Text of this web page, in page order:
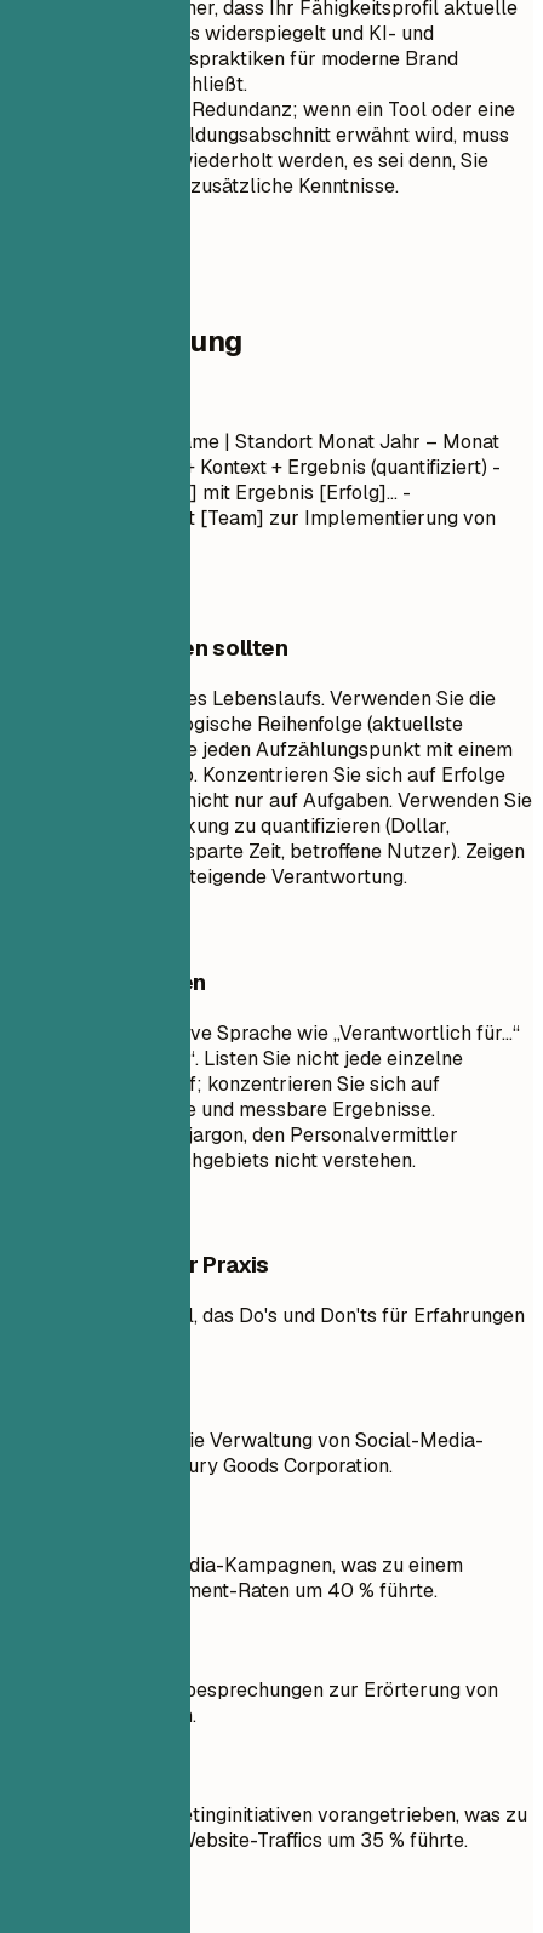
Stellen Sie sicher, dass Ihr Fähigkeitsprofil aktuelle
Branchentrends widerspiegelt und KI- und
Nachhaltigkeitspraktiken für moderne Brand
Manager einschließt.
Vermeiden Sie Redundanz; wenn ein Tool oder eine
Software im Bildungsabschnitt erwähnt wird, muss
sie hier nicht wiederholt werden, es sei denn, Sie
verfügen über zusätzliche Kenntnisse.
Berufserfahrung
| Firmenname | Standort Monat Jahr – Monat
- Aktionsverb + Kontext + Ergebnis (quantifiziert) -
Leitung von [Projekt] mit Ergebnis [Erfolg]... -
Zusammenarbeit mit [Team] zur Implementierung von
Worauf Sie achten sollten
Dies ist der Kern Ihres Lebenslaufs. Verwenden Sie die
umgekehrt-chronologische Reihenfolge (aktuellste
zuerst). Beginnen Sie jeden Aufzählungspunkt mit einem
starken Aktionsverb. Konzentrieren Sie sich auf Erfolge
und Auswirkungen, nicht nur auf Aufgaben. Verwenden Sie
Zahlen, um Ihre Wirkung zu quantifizieren (Dollar,
Prozentsätze, eingesparte Zeit, betroffene Nutzer). Zeigen
Sie Fortschritt und steigende Verantwortung.
Besser vermeiden
Vermeiden Sie passive Sprache wie „Verantwortlich für…“
oder „Aufgabe war…“. Listen Sie nicht jede einzelne
tägliche Aufgabe auf; konzentrieren Sie sich auf
bedeutende Beiträge und messbare Ergebnisse.
Vermeiden Sie Fachjargon, den Personalvermittler
außerhalb Ihres Fachgebiets nicht verstehen.
Beispiele aus der Praxis
Praktisches Beispiel, das Do's und Don'ts für Erfahrungen
Verantwortlich für die Verwaltung von Social-Media-
Kampagnen bei Luxury Goods Corporation.
Geleitete Social-Media-Kampagnen, was zu einem
Anstieg der Engagement-Raten um 40 % führte.
Teilnahme an Teambesprechungen zur Erörterung von
Marketingstrategien.
Neue digitale Marketinginitiativen vorangetrieben, was zu
einem Anstieg des Website-Traffics um 35 % führte.